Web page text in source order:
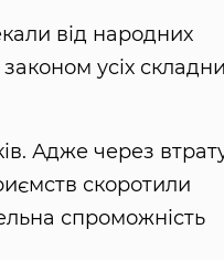
від народних
усіх
Адже через
скоротили
спроможність